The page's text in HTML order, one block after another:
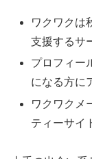
ワクワクは
支援するサ
プロフィー
になる方に
ワクワクメ
ティーサイ